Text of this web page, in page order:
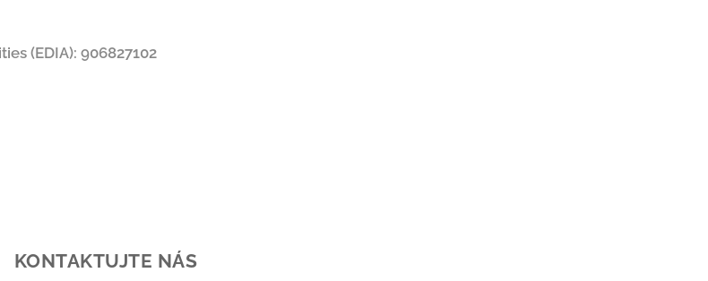
(EDIA): 906827102
KONTAKTUJTE NÁS